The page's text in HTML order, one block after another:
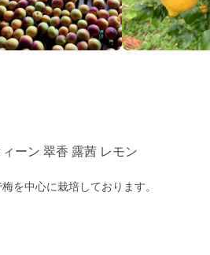
ーン 翠香 露茜 レモン
を中心に栽培しております。